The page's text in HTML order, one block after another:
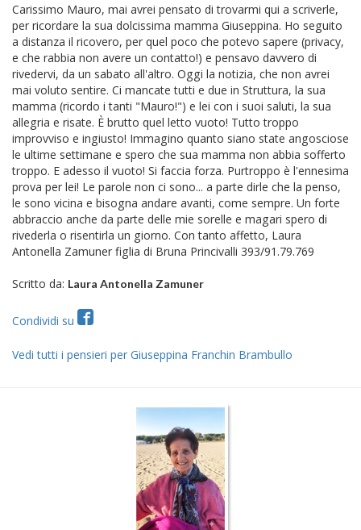
Carissimo Mauro, mai avrei pensato di trovarmi qui a scriverle,
per ricordare la sua dolcissima mamma Giuseppina. Ho seguito
a distanza il ricovero, per quel poco che potevo sapere (privacy,
e che rabbia non avere un contatto!) e pensavo davvero di
rivedervi, da un sabato all'altro. Oggi la notizia, che non avrei
mai voluto sentire. Ci mancate tutti e due in Struttura, la sua
mamma (ricordo i tanti "Mauro!") e lei con i suoi saluti, la sua
allegria e risate. È brutto quel letto vuoto! Tutto troppo
improvviso e ingiusto! Immagino quanto siano state angosciose
le ultime settimane e spero che sua mamma non abbia sofferto
troppo. E adesso il vuoto! Si faccia forza. Purtroppo è l'ennesima
prova per lei! Le parole non ci sono... a parte dirle che la penso,
le sono vicina e bisogna andare avanti, come sempre. Un forte
abbraccio anche da parte delle mie sorelle e magari spero di
rivederla o risentirla un giorno. Con tanto affetto, Laura
Antonella Zamuner figlia di Bruna Princivalli 393/91.79.769
Scritto da: Laura Antonella Zamuner
Condividi su
Vedi tutti i pensieri per Giuseppina Franchin Brambullo